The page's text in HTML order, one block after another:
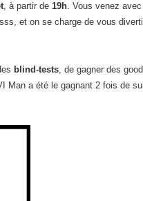
, à partir de 19h. Vous venez
et on se charge de vous
blind-tests, de gagner des
Man a été le gagnant 2 fois de